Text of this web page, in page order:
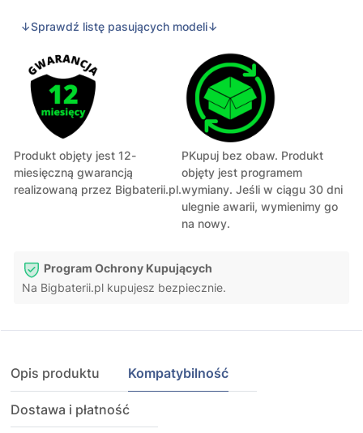
↓Sprawdź listę pasujących modeli↓
Produkt objęty jest 12-
miesięczną gwarancją
realizowaną przez Bigbaterii.pl.
PKupuj bez obaw. Produkt
objęty jest programem
wymiany. Jeśli w ciągu 30 dni
ulegnie awarii, wymienimy go
na nowy.
Program Ochrony Kupujących
Na Bigbaterii.pl kupujesz bezpiecznie.
Opis produktu Kompatybilność
Dostawa i płatność